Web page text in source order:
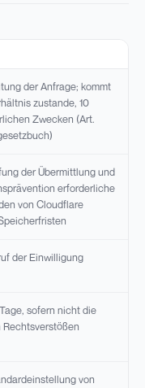
der Anfrage; kommt
zustande, 10
Zwecken (Art.
der Übermittlung und
erforderliche
von Cloudflare
der Einwilligung
sofern nicht die
von